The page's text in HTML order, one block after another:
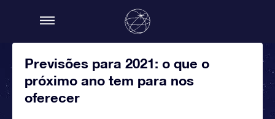
Previsões para 2021: o que o
próximo ano tem para nos
oferecer